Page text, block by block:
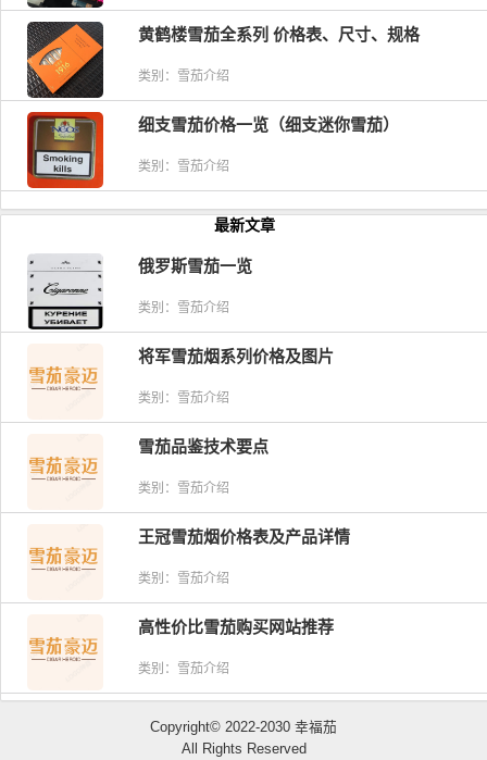
黄鹤楼雪茄全系列 价格表、尺寸、规格
类别：雪茄介绍
细支雪茄价格一览（细支迷你雪茄）
类别：雪茄介绍
最新文章
俄罗斯雪茄一览
类别：雪茄介绍
将军雪茄烟系列价格及图片
类别：雪茄介绍
雪茄品鉴技术要点
类别：雪茄介绍
王冠雪茄烟价格表及产品详情
类别：雪茄介绍
高性价比雪茄购买网站推荐
类别：雪茄介绍
Copyright© 2022-2030 幸福茄
All Rights Reserved